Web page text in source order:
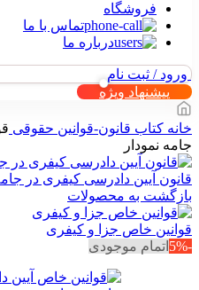
فروشگاه
تماس با ما
درباره ما
ورود / ثبت نام
پیشنهاد ویژه
خانه کتاب قانون-قوانین حقوقی
جامه نمودار
قانون آیین دادرسی کیفری در
بازگشت به محصولات
قوانین خاص جزا و کیفری
-5%
اتمام موجودی